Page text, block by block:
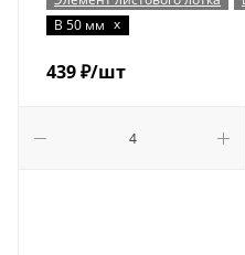
В 50 мм x
439₽/шт